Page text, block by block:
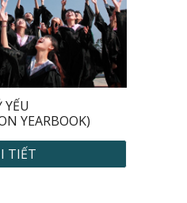
YẾU
YEARBOOK)
TIẾT